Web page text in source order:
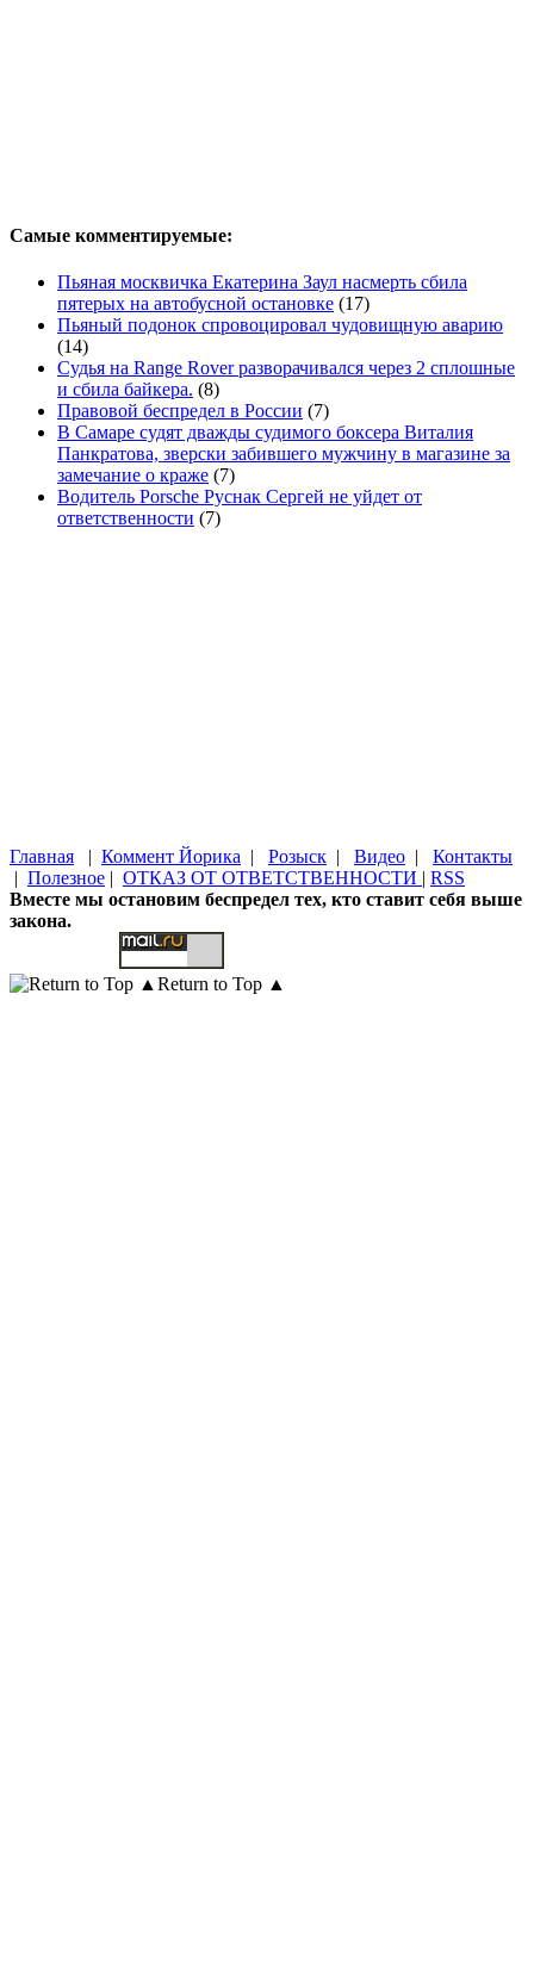
Самые комментируемые:
Пьяная москвичка Екатерина Заул насмерть сбила
пятерых на автобусной остановке (17)
Пьяный подонок спровоцировал чудовищную аварию
(14)
Судья на Range Rover разворачивался через 2 сплошные
и сбила байкера. (8)
Правовой беспредел в России (7)
В Самаре судят дважды судимого боксера Виталия
Панкратова, зверски забившего мужчину в магазине за
замечание о краже (7)
Водитель Porsche Руснак Сергей не уйдет от
ответственности (7)
Главная | Коммент Йорика | Розыск | Видео | Контакты
| Полезное | ОТКАЗ ОТ ОТВЕТСТВЕННОСТИ | RSS
Вместе мы остановим беспредел тех, кто ставит себя выше
закона.
Return to Top ▲